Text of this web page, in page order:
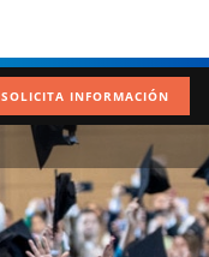
SOLICITA INFORMACIÓN